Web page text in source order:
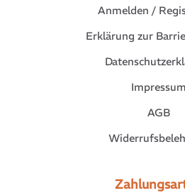
Anmelden /
Erklärung zur
Impressum
AGB